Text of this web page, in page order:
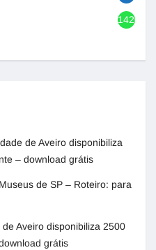
1420
de Aveiro disponibiliza
– download grátis
de SP – Roteiro: para
Aveiro disponibiliza 2500
grátis